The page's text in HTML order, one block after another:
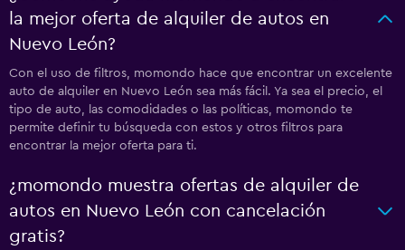
la mejor oferta de alquiler de autos en
Nuevo León?
Con el uso de filtros, momondo hace que encontrar un excelente
auto de alquiler en Nuevo León sea más fácil. Ya sea el precio, el
tipo de auto, las comodidades o las políticas, momondo te
permite definir tu búsqueda con estos y otros filtros para
encontrar la mejor oferta para ti.
¿momondo muestra ofertas de alquiler de
autos en Nuevo León con cancelación
gratis?